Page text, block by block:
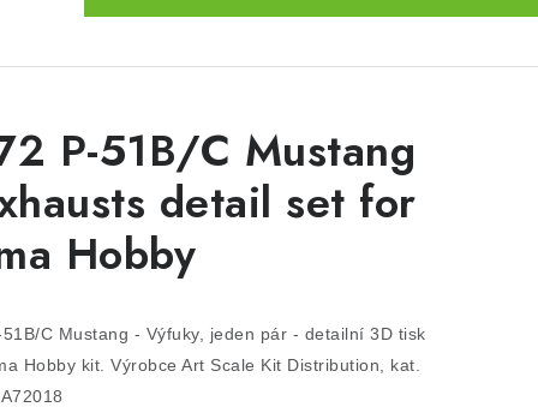
P-51B/C Mustang
detail set for
Hobby
C Mustang - Výfuky, jeden pár - detailní 3D tisk
Hobby kit. Výrobce Art Scale Kit Distribution, kat.